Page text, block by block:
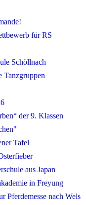
für RS
Schöllnach
Tanzgruppen
der 9. Klassen
Tafel
aus Japan
in Freyung
Pferdemesse nach Wels